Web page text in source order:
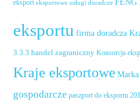
eksport eksportowe usługi doradcze FENG
eksportu firma doradcza
3.3.3 handel zagraniczny Konsorcja
Kraje eksportowe
gospodarcze paszport do eksportu